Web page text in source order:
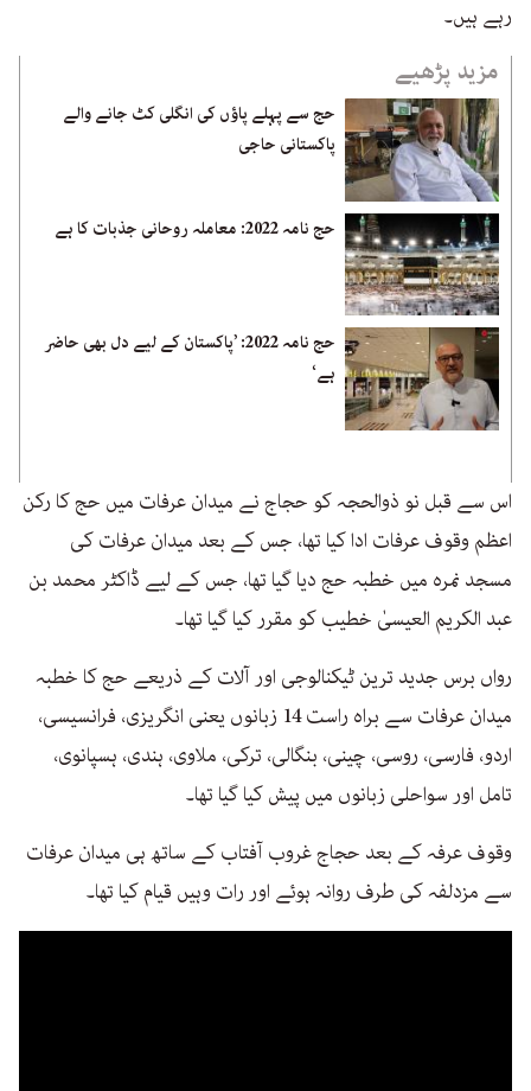
رہے ہیں۔
مزید پڑھیے
حج سے پہلے پاؤں کی انگلی کٹ جانے والے
پاکستانی حاجی
حج نامہ 2022: معاملہ روحانی جذبات کا ہے
حج نامہ 2022: ’پاکستان کے لیے دل بھی حاضر
ہے‘
اس سے قبل نو ذوالحجہ کو حجاج نے میدان عرفات میں حج کا رکن
اعظم وقوف عرفات ادا کیا تھا، جس کے بعد میدان عرفات کی
مسجد نمرہ میں خطبہ حج دیا گیا تھا، جس کے لیے ڈاکٹر محمد بن
عبد الکریم العیسیٰ خطیب کو مقرر کیا گیا تھا۔
رواں برس جدید ترین ٹیکنالوجی اور آلات کے ذریعے حج کا خطبہ
میدان عرفات سے براہ راست 14 زبانوں یعنی انگریزی، فرانسیسی،
اردو، فارسی، روسی، چینی، بنگالی، ترکی، ملاوی، ہندی، ہسپانوی،
تامل اور سواحلی زبانوں میں پیش کیا گیا تھا۔
وقوف عرفہ کے بعد حجاج غروب آفتاب کے ساتھ ہی میدان عرفات
سے مزدلفہ کی طرف روانہ ہوئے اور رات وہیں قیام کیا تھا۔